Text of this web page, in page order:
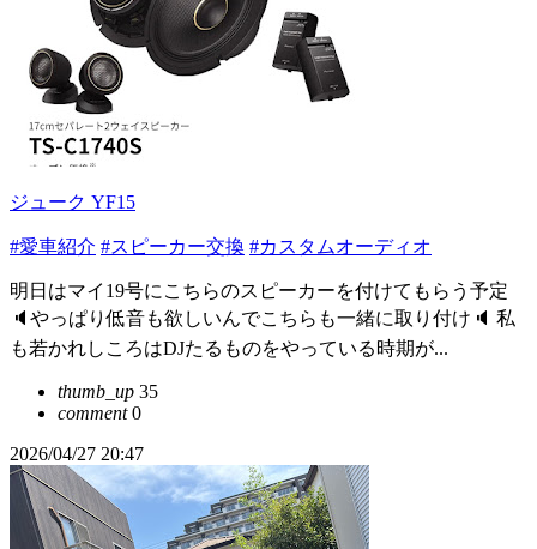
ジューク YF15
#愛車紹介 #スピーカー交換 #カスタムオーディオ
明日はマイ19号にこちらのスピーカーを付けてもらう予定
🔈やっぱり低音も欲しいんでこちらも一緒に取り付け🔈 私
も若かれしころはDJたるものをやっている時期が...
thumb_up 35
comment0
2026/04/27 20:47